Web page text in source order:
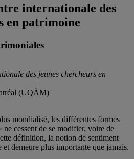
internationale des
en patrimoine
des jeunes chercheurs en
(UQÀM)
mondialisé, les différentes formes
cessent de se modifier, voire de
définition, la notion de sentiment
et demeure plus importante que jamais.